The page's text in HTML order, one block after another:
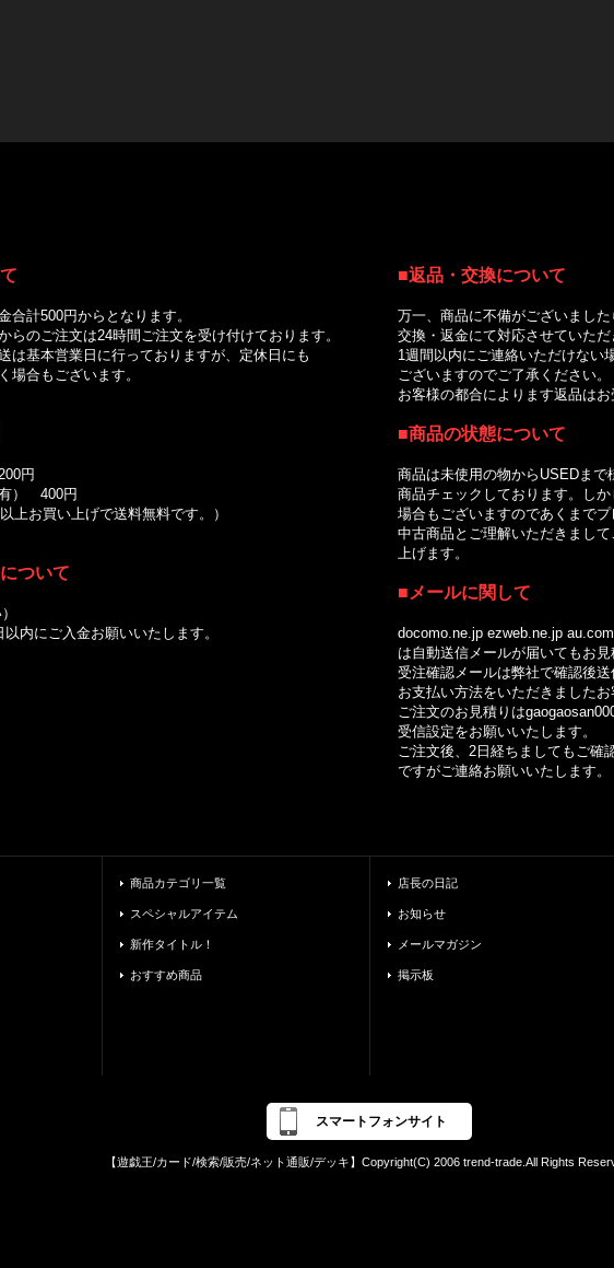
計500円からとなります。
のご注文は24時間ご注文を受け付けております。
基本営業日に行っておりますが、定休日にも
合もございます。
■返品・交換について
万一、商品に不備がございました
交換・返金にて対応させていただ
1週間以内にご連絡いただけない
ございますのでご了承ください。
お客様の都合によります返品はお
円
） 400円
上お買い上げで送料無料です。）
ついて
にご入金お願いいたします。
■商品の状態について
商品は未使用の物からUSEDまで
商品チェックしております。しか
場合もございますのであくまでプ
中古商品とご理解いただきまして
上げます。
■メールに関して
docomo.ne.jp ezweb.ne.jp au.com
は自動送信メールが届いてもお見
受注確認メールは弊社で確認後送
お支払い方法をいただきましたお
ご注文のお見積りは
受信設定をお願いいたします。
ご注文後、2日経ちましてもご確
ですがご連絡お願いいたします。
商品カテゴリ一覧
スペシャルアイテム
新作タイトル！
おすすめ商品
店長の日記
お知らせ
メールマガジン
掲示板
スマートフォンサイト
【遊戯王/カード/検索/販売/ネット通販/デッキ】Copyright(C) 2006 trend-trade.All Rights